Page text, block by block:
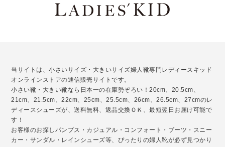
当サイトは、小さいサイズ・大きいサイズ婦人靴専門レディースキッド
オンラインストアの通信販売サイトです。
小さい靴・大きい靴なら日本一の在庫勢ぞろい！20cm、20.5cm、
21cm、21.5cm、22cm、25cm、25.5cm、26cm、26.5cm、27cmのレ
ディースシューズが、送料無料、返品交換ＯＫ、最短翌日お届け可能で
す！
お客様のお探しパンプス・カジュアル・コンフォート・ブーツ・スニー
カー・サンダル・レインシューズ等、ぴったりの婦人靴が必ず見つかり